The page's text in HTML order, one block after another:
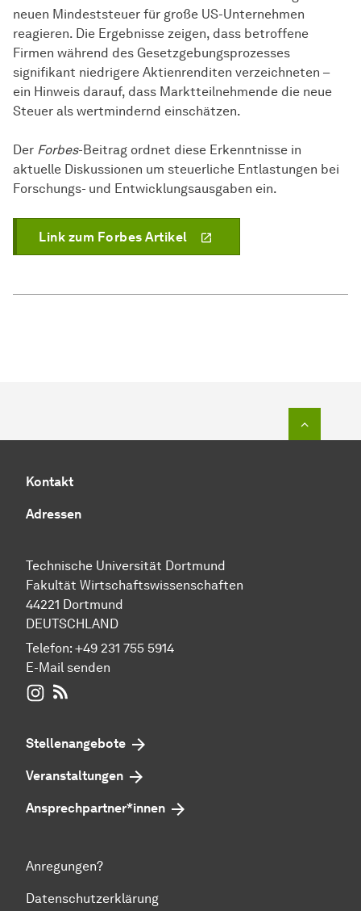
neuen Mindeststeuer für große US-Unternehmen
reagieren. Die Ergebnisse zeigen, dass betroffene
Firmen während des Gesetzgebungsprozesses
signifikant niedrigere Aktienrenditen verzeichneten –
ein Hinweis darauf, dass Marktteilnehmende die neue
Steuer als wertmindernd einschätzen.
Der Forbes-Beitrag ordnet diese Erkenntnisse in
aktuelle Diskussionen um steuerliche Entlastungen bei
Forschungs- und Entwicklungsausgaben ein.
Link zum Forbes Artikel
Kontakt
Adressen
Technische Universität Dortmund
Fakultät Wirtschaftswissenschaften
44221 Dortmund
DEUTSCHLAND
Telefon: +49 231 755 5914
E-Mail senden
WIWI auf Instagram
Stellenangebote
Veranstaltungen
Ansprechpartner*innen
Anregungen?
Datenschutzerklärung